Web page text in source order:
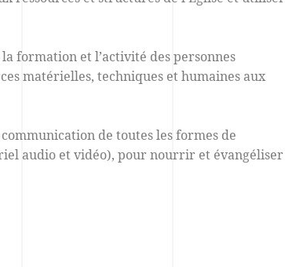
formation et l’activité des personnes
matérielles, techniques et humaines aux
de toutes les formes de
audio et vidéo), pour nourrir et évangéliser